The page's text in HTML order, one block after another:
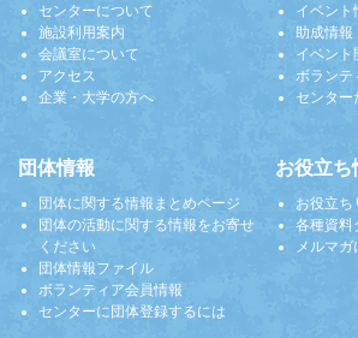
センターについて
施設利用案内
会議室について
アクセス
企業・大学の方へ
イベント
助成情報
イベント
ボランテ
センター
団体情報
団体に関する情報まとめページ
団体の活動に関する情報をお寄せ
ください
団体情報ファイル
ボランティア会員情報
センターに団体登録するには
お役立ち
お役立ち
各種資料
メルマガ